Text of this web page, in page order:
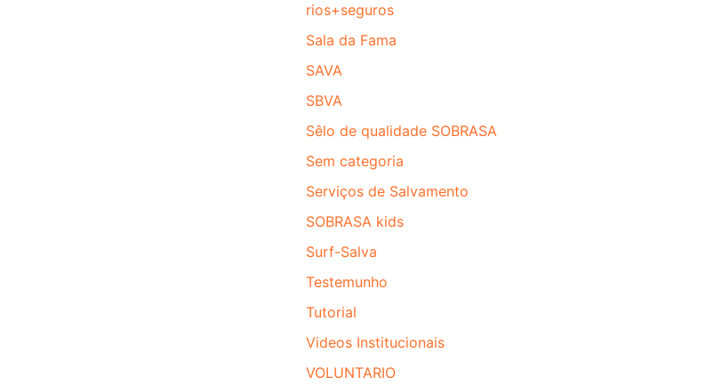
rios+seguros
Sala da Fama
SAVA
SBVA
Sêlo de qualidade SOBRASA
Sem categoria
Serviços de Salvamento
SOBRASA kids
Surf-Salva
Testemunho
Tutorial
Videos Institucionais
VOLUNTARIO